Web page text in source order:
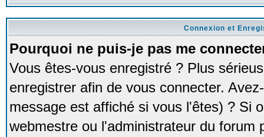
Connexion et
Pourquoi ne puis-je pas me
Vous êtes-vous enregistré ? Plus
enregistrer afin de vous connecter.
message est affiché si vous l'êtes) ? Si
webmestre ou l'administrateur du forum